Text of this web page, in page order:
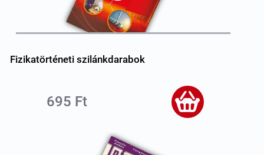
Fizikatörténeti szilánkdarabok
695 Ft